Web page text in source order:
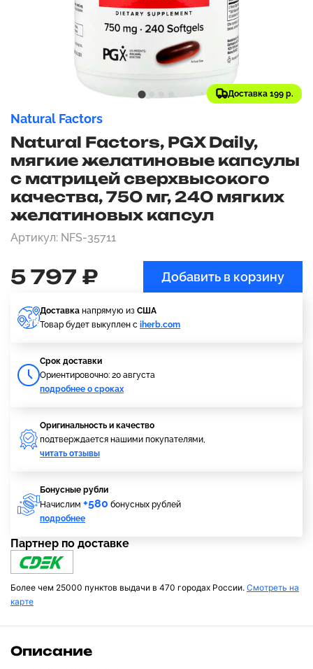
Доставка 199 р.
Natural Factors
Natural Factors, PGX Daily,
мягкие желатиновые капсулы
с матрицей сверхвысокого
качества, 750 мг, 240 мягких
желатиновых капсул
Артикул: NFS-35711
5 797 ₽ Добавить в корзину
Доставка напрямую из США
Товар будет выкуплен с iherb.com
Cрок доставки
Ориентировочно: 20 августа
подробнее о сроках
Оригинальность и качество
подтверждается нашими покупателями,
читать отзывы
Бонусные рубли
Начислим +580 бонусных рублей
подробнее
Партнер по доставке
Более чем 25000 пунктов выдачи в 470 городах России. Смотреть на
карте
Описание